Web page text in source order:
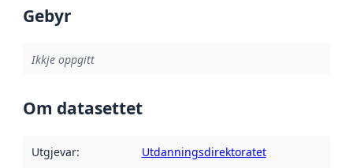
Gebyr
Ikkje oppgitt
Om datasettet
Utgjevar: Utdanningsdirektoratet